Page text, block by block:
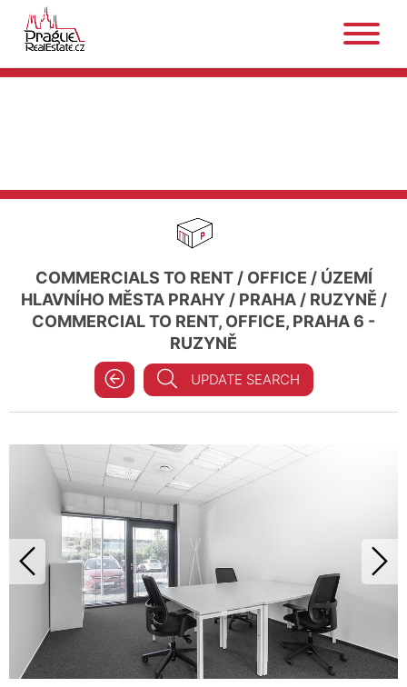
COMMERCIALS TO RENT/ OFFICE / ÚZEMÍ
HLAVNÍHO MĚSTA PRAHY/ PRAHA/ RUZYNĚ /
COMMERCIAL TO RENT, OFFICE, PRAHA 6 -
RUZYNĚ
UPDATE SEARCH